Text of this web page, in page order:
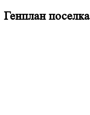
Генплан поселка